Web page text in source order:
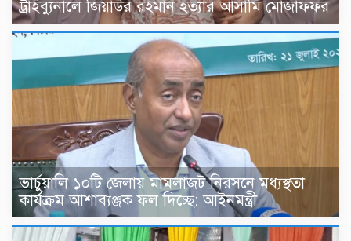
ট্রাইব্যুনালে জিয়াউর রহমান হত্যার আসামি মোজাফফর
ভার্চুয়ালি ১০টি জেলায় মামলাজট নিরসনে মধ্যস্থতা
কার্যক্রম আশাব্যঞ্জক ফল দিচ্ছে: আইনমন্ত্রী